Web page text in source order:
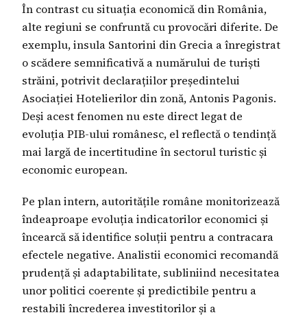
În contrast cu situația economică din România,
alte regiuni se confruntă cu provocări diferite. De
exemplu, insula Santorini din Grecia a înregistrat
o scădere semnificativă a numărului de turiști
străini, potrivit declarațiilor președintelui
Asociației Hotelierilor din zonă, Antonis Pagonis.
Deși acest fenomen nu este direct legat de
evoluția PIB-ului românesc, el reflectă o tendință
mai largă de incertitudine în sectorul turistic și
economic european.
Pe plan intern, autoritățile române monitorizează
îndeaproape evoluția indicatorilor economici și
încearcă să identifice soluții pentru a contracara
efectele negative. Analistii economici recomandă
prudență și adaptabilitate, subliniind necesitatea
unor politici coerente și predictibile pentru a
restabili încrederea investitorilor și a